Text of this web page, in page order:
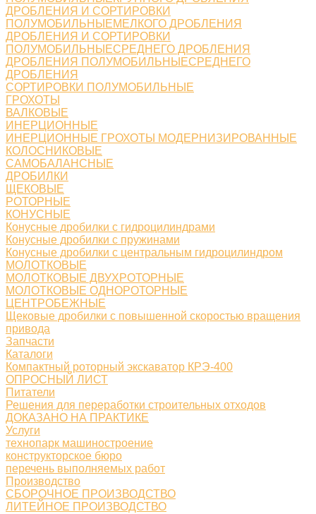
ДРОБЛЕНИЯ И СОРТИРОВКИ
ПОЛУМОБИЛЬНЫЕМЕЛКОГО ДРОБЛЕНИЯ
ДРОБЛЕНИЯ И СОРТИРОВКИ
ПОЛУМОБИЛЬНЫЕСРЕДНЕГО ДРОБЛЕНИЯ
ДРОБЛЕНИЯ ПОЛУМОБИЛЬНЫЕСРЕДНЕГО
ДРОБЛЕНИЯ
СОРТИРОВКИ ПОЛУМОБИЛЬНЫЕ
ГРОХОТЫ
ВАЛКОВЫЕ
ИНЕРЦИОННЫЕ
ИНЕРЦИОННЫЕ ГРОХОТЫ МОДЕРНИЗИРОВАННЫЕ
КОЛОСНИКОВЫЕ
САМОБАЛАНСНЫЕ
ДРОБИЛКИ
ЩЕКОВЫЕ
РОТОРНЫЕ
КОНУСНЫЕ
Конусные дробилки с гидроцилиндрами
Конусные дробилки с пружинами
Конусные дробилки с центральным гидроцилиндром
МОЛОТКОВЫЕ
МОЛОТКОВЫЕ ДВУХРОТОРНЫЕ
МОЛОТКОВЫЕ ОДНОРОТОРНЫЕ
ЦЕНТРОБЕЖНЫЕ
Щековые дробилки с повышенной скоростью вращения
привода
Запчасти
Каталоги
Компактный роторный экскаватор КРЭ-400
ОПРОСНЫЙ ЛИСТ
Питатели
Решения для переработки строительных отходов
ДОКАЗАНО НА ПРАКТИКЕ
Услуги
технопарк машиностроение
конструкторское бюро
перечень выполняемых работ
Производство
СБОРОЧНОЕ ПРОИЗВОДСТВО
ЛИТЕЙНОЕ ПРОИЗВОДСТВО